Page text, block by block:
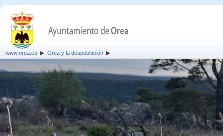
www.orea.es Orea y la despoblación